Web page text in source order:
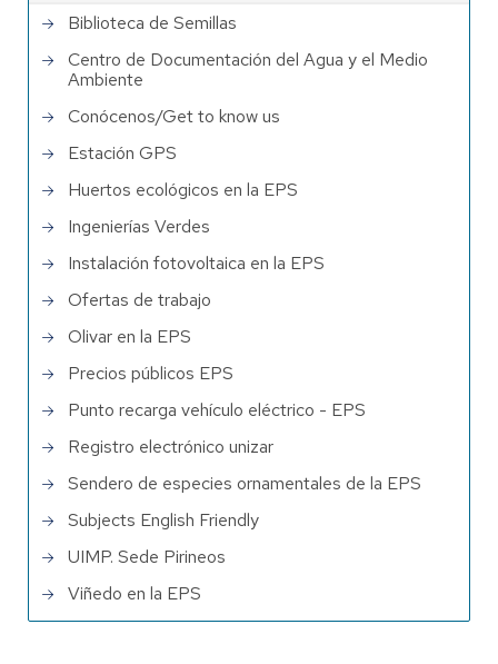
Biblioteca de Semillas
Centro de Documentación del Agua y el Medio
Ambiente
Conócenos/Get to know us
Estación GPS
Huertos ecológicos en la EPS
Ingenierías Verdes
Instalación fotovoltaica en la EPS
Ofertas de trabajo
Olivar en la EPS
Precios públicos EPS
Punto recarga vehículo eléctrico - EPS
Registro electrónico unizar
Sendero de especies ornamentales de la EPS
Subjects English Friendly
UIMP. Sede Pirineos
Viñedo en la EPS